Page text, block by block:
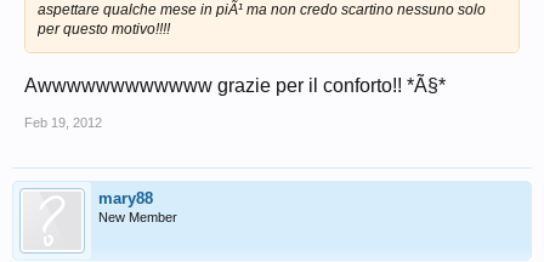
aspettare qualche mese in piÃ¹ ma non credo scartino nessuno solo
per questo motivo!!!!
Awwwwwwwwwwww grazie per il conforto!! *Ã§*
Feb 19, 2012
mary88
New Member